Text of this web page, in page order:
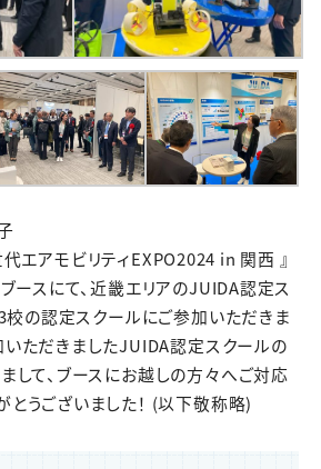
エアモビリティEXPO2024 in 関西 』
ースにて、近畿エリアのJUIDA認定ス
校の認定スクールにご参加いただきま
いただきましたJUIDA認定スクールの
して、ブースにお越しの方々へご対応
とうございました！ (以下敬称略)